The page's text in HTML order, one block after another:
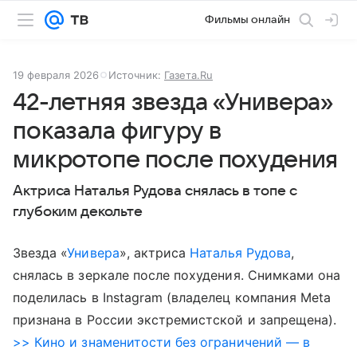
Фильмы онлайн
19 февраля 2026 Источник: Газета.Ru
42-летняя звезда «Универа»
показала фигуру в
микротопе после похудения
Актриса Наталья Рудова снялась в топе с
глубоким декольте
Звезда «Универа», актриса Наталья Рудова,
снялась в зеркале после похудения. Снимками она
поделилась в Instagram (владелец компания Meta
признана в России экстремистской и запрещена).
>> Кино и знаменитости без ограничений — в